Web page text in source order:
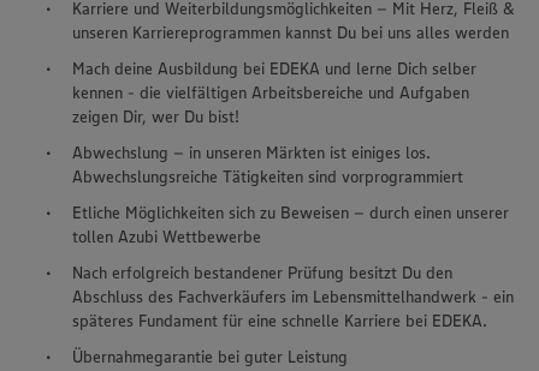
Karriere und Weiterbildungsmöglichkeiten – Mit Herz, Fleiß &
unseren Karriereprogrammen kannst Du bei uns alles werden
Mach deine Ausbildung bei EDEKA und lerne Dich selber
kennen - die vielfältigen Arbeitsbereiche und Aufgaben
zeigen Dir, wer Du bist!
Abwechslung – in unseren Märkten ist einiges los.
Abwechslungsreiche Tätigkeiten sind vorprogrammiert
Etliche Möglichkeiten sich zu Beweisen – durch einen unserer
tollen Azubi Wettbewerbe
Nach erfolgreich bestandener Prüfung besitzt Du den
Abschluss des Fachverkäufers im Lebensmittelhandwerk - ein
späteres Fundament für eine schnelle Karriere bei EDEKA.
Übernahmegarantie bei guter Leistung